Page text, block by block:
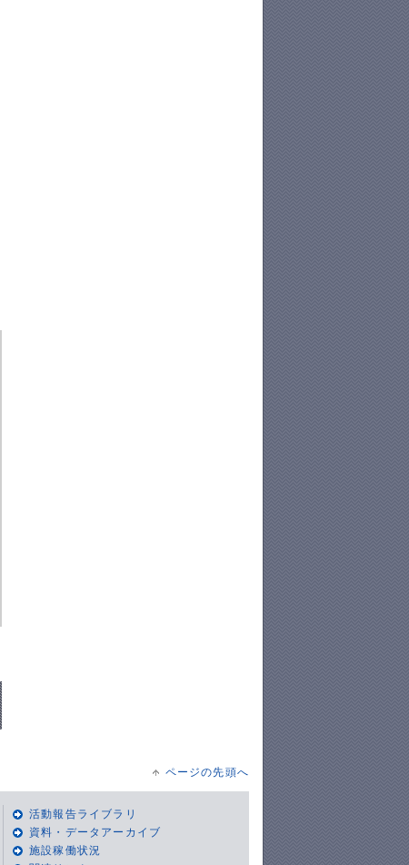
ページの先頭へ
活動報告ライブラリ
資料・データアーカイブ
施設稼働状況